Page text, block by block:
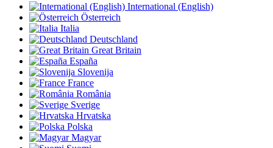
International (English)
Österreich
Italia
Deutschland
Great Britain
España
Slovenija
France
România
Sverige
Hrvatska
Polska
Magyar